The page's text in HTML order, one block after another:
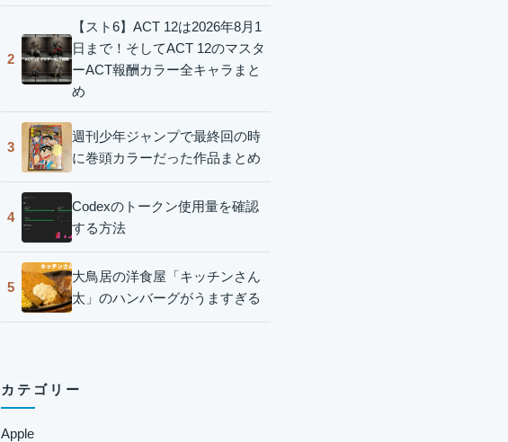
2
【スト6】ACT 12は2026年8月1
日まで！そしてACT 12のマスタ
ーACT報酬カラー全キャラまと
め
3
週刊少年ジャンプで最終回の時
に巻頭カラーだった作品まとめ
4
Codexのトークン使用量を確認
する方法
5
大鳥居の洋食屋「キッチンさん
太」のハンバーグがうますぎる
カテゴリー
Apple